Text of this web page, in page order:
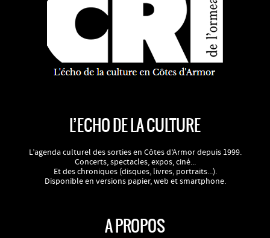
L’ECHO DE LA CULTURE
L’agenda culturel des sorties en Côtes d’Armor depuis 1999.
Concerts, spectacles, expos, ciné...
Et des chroniques (disques, livres, portraits...).
Disponible en versions papier, web et smartphone.
A PROPOS